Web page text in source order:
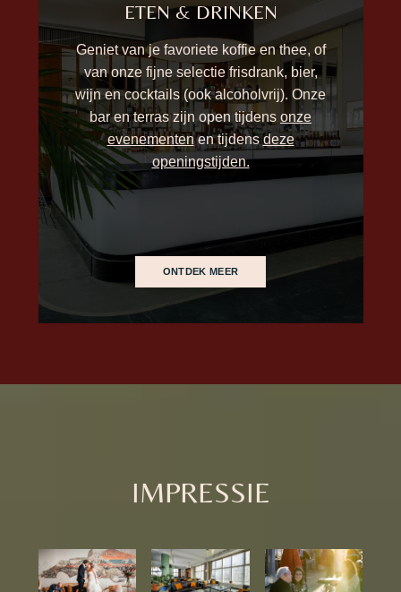
ETEN & DRINKEN
Geniet van je favoriete koffie en thee, of
van onze fijne selectie frisdrank, bier,
wijn en cocktails (ook alcoholvrij). Onze
bar en terras zijn open tijdens onze
evenementenen tijdensdeze
openingstijden.
ONTDEK MEER
IMPRESSIE